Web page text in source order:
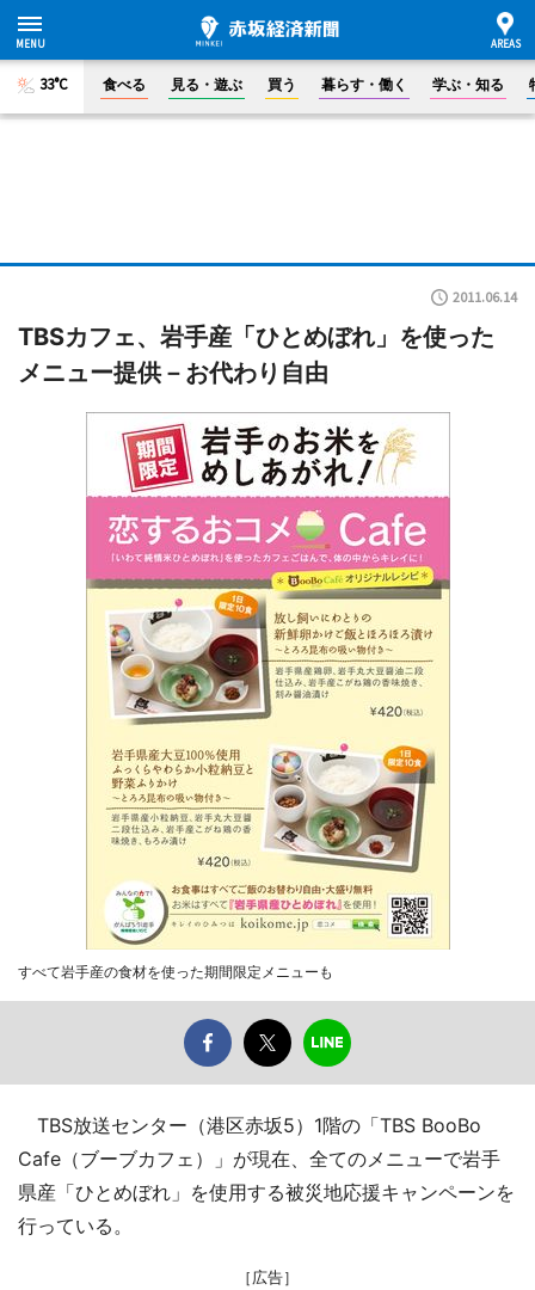
33°C 食べる 見る・遊ぶ 買う 暮らす・働く 学ぶ・知る
2011.06.14
TBSカフェ、岩手産「ひとめぼれ」を使った
メニュー提供－お代わり自由
すべて岩手産の食材を使った期間限定メニューも
TBS放送センター（港区赤坂5）1階の「TBS BooBo
Cafe（ブーブカフェ）」が現在、全てのメニューで岩手
県産「ひとめぼれ」を使用する被災地応援キャンペーンを
行っている。
［広告］